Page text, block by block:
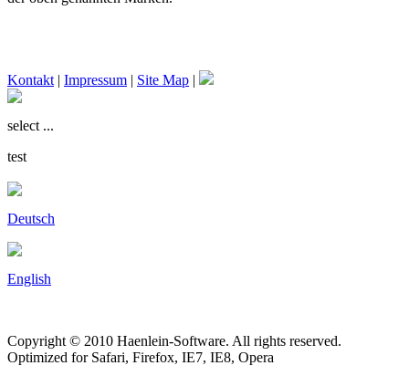
Kontakt | Impressum | Site Map |
select ...
test
Deutsch
English
Copyright © 2010 Haenlein-Software. All rights reserved.
Optimized for Safari, Firefox, IE7, IE8, Opera